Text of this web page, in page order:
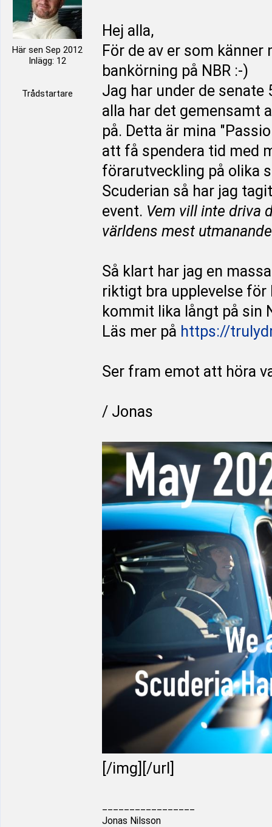
Här sen Sep 2012
Inlägg: 12
Trådstartare
Hej alla,
För de av er som
bankörning på NBR :-)
Jag har under de
alla har det gemensamt
på. Detta är mina
att få spendera tid med
förarutveckling på olika
Scuderian så har jag
event. Vem vill inte driva
världens mest
Så klart har jag en
riktigt bra upplevelse för
kommit lika långt på sin
Läs mer på https://
Ser fram emot att höra
/ Jonas
[/img][/url]
Jonas Nilsson